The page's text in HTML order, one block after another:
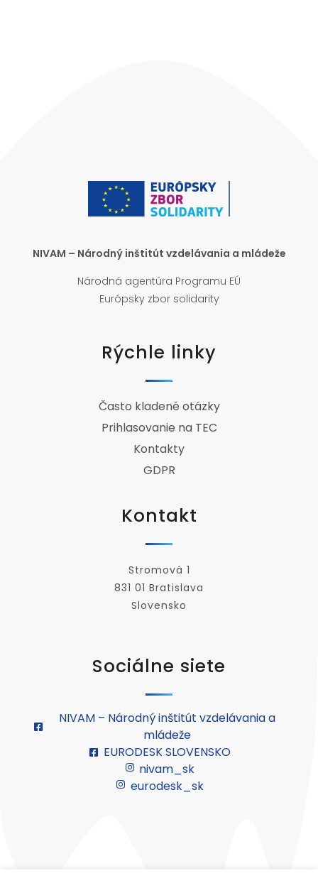
NIVAM – Národný inštitút vzdelávania a mládeže
Národná agentúra Programu EÚ
Európsky zbor solidarity
Rýchle linky
Často kladené otázky
Prihlasovanie na TEC
Kontakty
GDPR
Kontakt
Stromová 1
831 01 Bratislava
Slovensko
Sociálne siete
NIVAM – Národný inštitút vzdelávania a
mládeže
EURODESK SLOVENSKO
nivam_sk
eurodesk_sk